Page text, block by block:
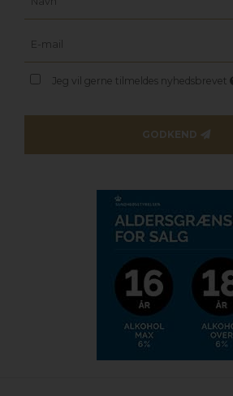
Jeg vil gerne tilmeldes nyhedsbrevet
GODKEND